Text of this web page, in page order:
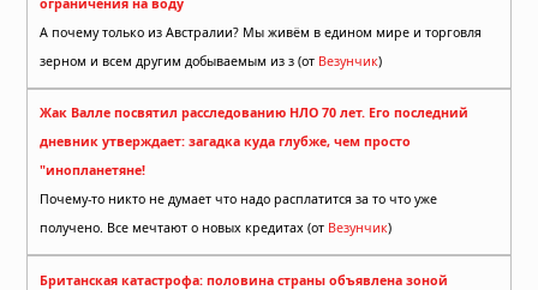
А почему только из Австралии? Мы живём в едином мире и торговля
зерном и всем другим добываемым из з (от Везунчик)
Жак Валле посвятил расследованию НЛО 70 лет. Его последний
дневник утверждает: загадка куда глубже, чем просто
"инопланетяне!
Почему-то никто не думает что надо расплатится за то что уже
получено. Все мечтают о новых кредитах (от Везунчик)
Британская катастрофа: половина страны объявлена зоной